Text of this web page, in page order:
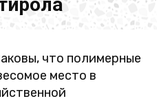
что полимерные
место в